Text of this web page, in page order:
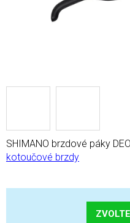
SHIMANO brzdové páky
kotoučové brzdy